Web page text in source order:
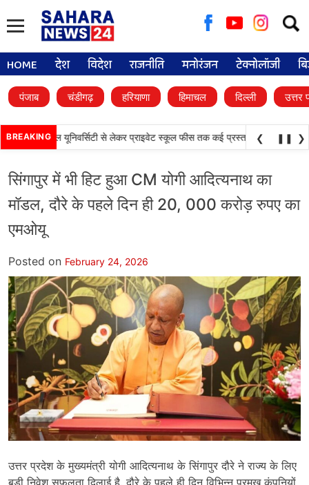
for:
HOME देश विदेश राजनीति मनोरंजन टेक्नोलॉजी
पंजाब चंडीगढ़ हरियाणा हिमाचल दिल्ली उत्तर
BREAKING
डिजिटल यूनिवर्सिटी से लेकर प्राइवेट स्कूल फीस तक कई प्रस्तावों को मंजूरी •
❮ ❚❚ ❯
सिंगापुर में भी हिट हुआ CM योगी आदित्यनाथ का
मॉडल, दौरे के पहले दिन ही 20, 000 करोड़ रुपए का
एमओयू
Posted on February 24, 2026
उत्तर प्रदेश के मुख्यमंत्री योगी आदित्यनाथ के सिंगापुर दौरे ने राज्य के लिए
बड़ी निवेश सफलता दिलाई है. दौरे के पहले ही दिन विभिन्न प्रमुख कंपनियों